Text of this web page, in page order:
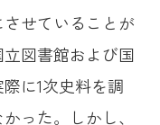
せていることが
図書館および国
に1次史料を調
った。しかし、